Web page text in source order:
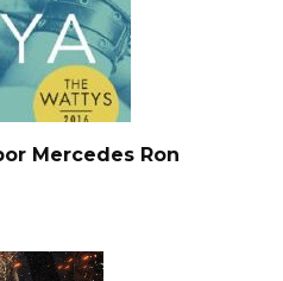
Mercedes Ron